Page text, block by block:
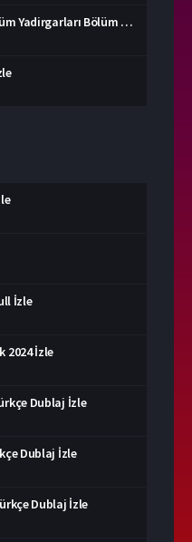
Harry Potter 8 Ölüm Yadirgarları Bölüm 2 İzle
İzle
2024 İzle
Dublaj İzle
Dublaj İzle
Dublaj İzle